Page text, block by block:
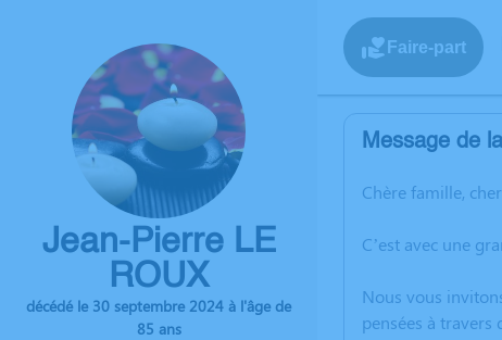
Jean-Pierre LE
ROUX
décédé le 30 septembre 2024 à l'âge de
85 ans
Faire-part
Message de
Chère famille,
C’est avec une
Nous vous
pensées à travers